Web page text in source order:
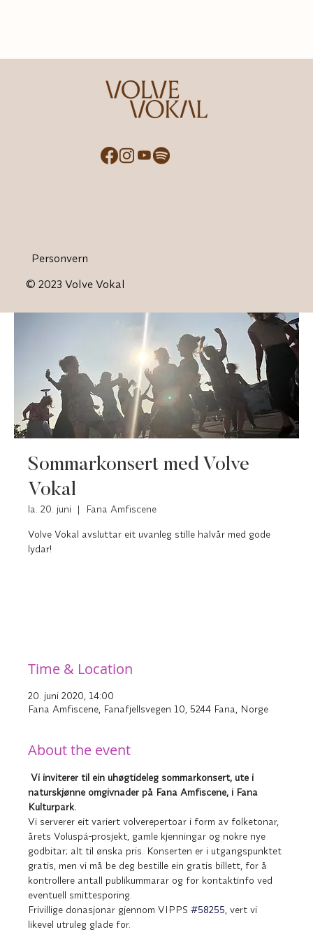
Sommarkonsert med Volve
Vokal
la. 20. juni
  |
Fana Amfiscene
Volve Vokal avsluttar eit uvanleg stille halvår med gode
lydar!
Time & Location
20. juni 2020, 14:00
Fana Amfiscene, Fanafjellsvegen 10, 5244 Fana, Norge
About the event
Vi inviterer til ein uhøgtideleg sommarkonsert, ute i
naturskjønne omgivnader på Fana Amfiscene, i Fana
Kulturpark.
Vi serverer eit variert volverepertoar i form av folketonar,
årets Voluspá-prosjekt, gamle kjenningar og nokre nye
godbitar; alt til ønska pris. Konserten er i utgangspunktet
gratis, men vi må be deg bestille ein gratis billett, for å
kontrollere antall publikummarar og for kontaktinfo ved
eventuell smittesporing.
Frivillige donasjonar gjennom VIPPS #58255, vert vi
likevel utruleg glade for.
Personvern
© 2023 Volve Vokal